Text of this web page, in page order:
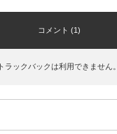
コメント (1)
トラックバックは利用できません。